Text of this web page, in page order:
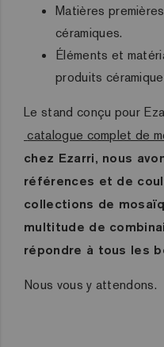
Matières
céramiques.
Éléments et
produits
Le stand conçu pour
catalogue complet de
chez Ezarri, nous
références et de
collections de
multitude de
répondre à tous les
Nous vous y attendons.